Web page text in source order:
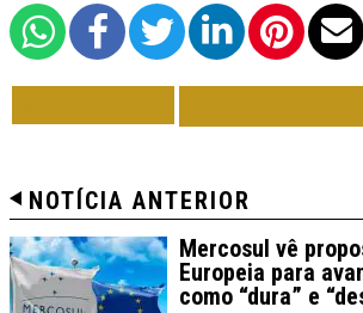
NOTÍCIA ANTERIOR
Mercosul vê
Europeia para
como “dura” e